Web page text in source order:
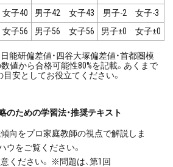
子40 男子42 女子43
男子-2 女子-3
子56 男子56 女子56 男子±0 女子±0
能研偏差値・四谷大塚偏差値・首都圏模
値から合格可能性80%を記載。あくまで
目安としてお役立てください。
のための学習法・推奨テキスト
向をプロ家庭教師の視点で解説しま
ウをご覧ください。
ください。 ※問題は、第1回